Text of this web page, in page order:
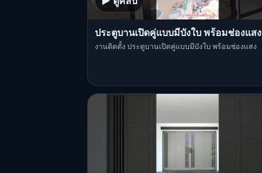
ประตูบานเปิดคู่แบบมีบังใบ พร้อมช่องแสง
งานติดตั้ง ประตูบานเปิดคู่แบบมีบังใบ พร้อมช่องแสง